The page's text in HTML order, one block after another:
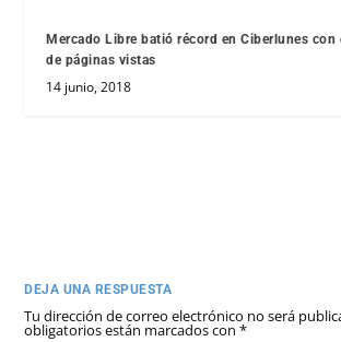
Mercado Libre batió récord en Ciberlunes con
de páginas vistas
14 junio, 2018
DEJA UNA RESPUESTA
Tu dirección de correo electrónico no será
obligatorios están marcados con*